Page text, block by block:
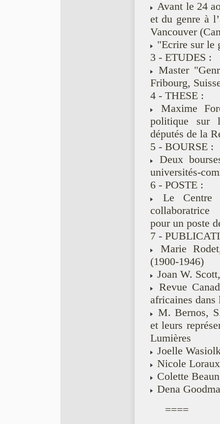
Avant le 24
et du genre à
Vancouver
"Ecrire sur le
3 - ETUDES :
Master
Fribourg,
4 - THESE :
Maxime
politique sur
députés de la
5 - BOURSE :
Deux
universités-
6 - POSTE :
Le Centre
collaboratrice
pour un poste
7 -
Marie
(1900-1946)
Joan W.
Revue
africaines dans
M. Bernos,
et leurs
Lumières
Joelle
Nicole
Colette
Dena
====